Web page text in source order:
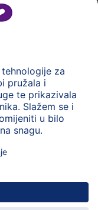
trudnoća
Kontakt